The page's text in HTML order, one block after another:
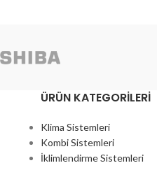
ÜRÜN KATEGORILERI
Klima Sistemleri
Kombi Sistemleri
İklimlendirme Sistemleri